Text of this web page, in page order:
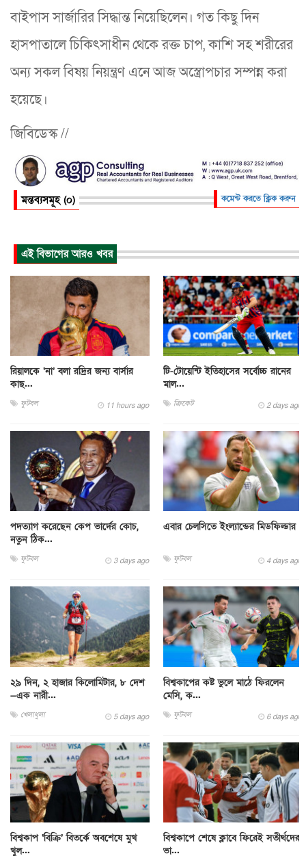
বাইপাস সার্জারির সিদ্ধান্ত নিয়েছিলেন। গত কিছু দিন
হাসপাতালে চিকিৎসাধীন থেকে রক্ত চাপ, কাশি সহ শরীরের
অন্য সকল বিষয় নিয়ন্ত্রণ এনে আজ অস্ত্রোপচার সম্পন্ন করা
হয়েছে।
জিবিডেস্ক //
মন্তব্যসমূহ (০) কমেন্ট করতে ক্লিক করুন
এই বিভাগের আরও খবর
রিয়ালকে ‘না’ বলা রদ্রির জন্য বার্সার
কাছ...
ফুটবল 11 hours ago
টি-টোয়েন্টি ইতিহাসের সর্বোচ্চ রানের
মাল...
ক্রিকেট 2 days ago
পদত্যাগ করেছেন কেপ ভার্দের কোচ,
নতুন ঠিক...
ফুটবল 3 days ago
এবার চেলসিতে ইংল্যান্ডের মিডফিল্ডার
ফুটবল 4 days ago
২৯ দিন, ২ হাজার কিলোমিটার, ৮ দেশ
—এক নারী...
খেলাধুলা 5 days ago
বিশ্বকাপের কষ্ট ভুলে মাঠে ফিরলেন
মেসি, ক...
ফুটবল 6 days ago
বিশ্বকাপ ‘বিক্রি’ বিতর্কে অবশেষে মুখ
খুল...
বিশ্বকাপে শেষে ক্লাবে ফিরেই সতীর্থদের
ভা...